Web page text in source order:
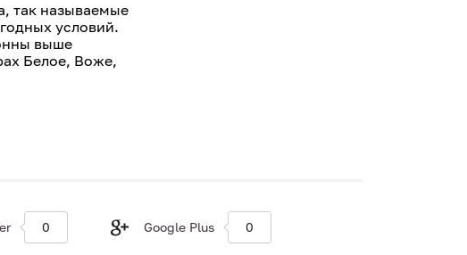
так называемые
условий.
выше
Белое, Воже,
0 Google Plus 0